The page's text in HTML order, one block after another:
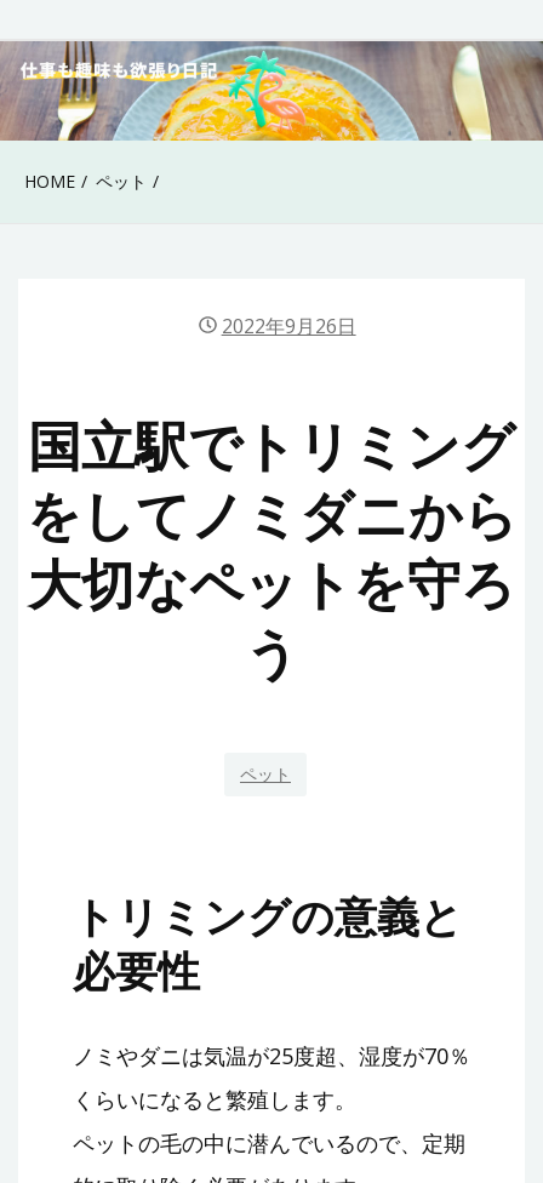
to
content
40代女性の仕事も趣
味も欲張り日記
HOME ペット
2022年9月26日
国立駅でトリミング
をしてノミダニから
大切なペットを守ろ
う
ペット
トリミングの意義と
必要性
ノミやダニは気温が25度超、湿度が70％
くらいになると繁殖します。
ペットの毛の中に潜んでいるので、定期